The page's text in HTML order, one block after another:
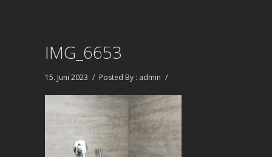
IMG_6653
15. Juni 2023 / Posted By : admin /